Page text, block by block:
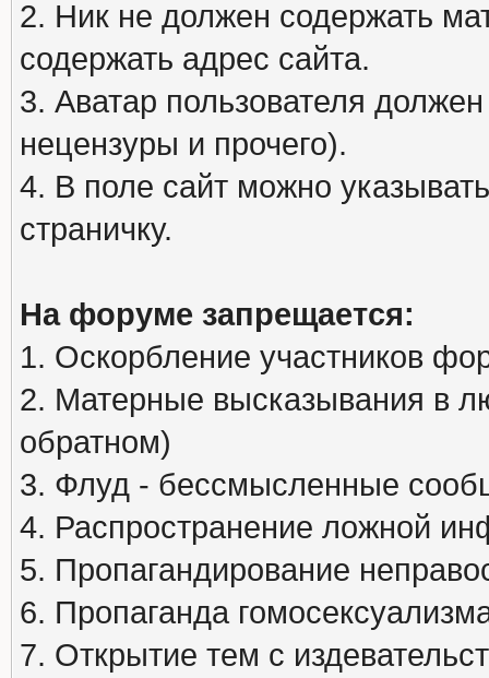
2. Ник не должен содержать
содержать адрес сайта.
3. Аватар пользователя
нецензуры и прочего).
4. В поле сайт можно
страничку.
На форуме запрещается:
1. Оскорбление участников
2. Матерные высказывания в
обратном)
3. Флуд - бессмысленные
4. Распространение ложной
5. Пропагандирование
6. Пропаганда
7. Открытие тем с